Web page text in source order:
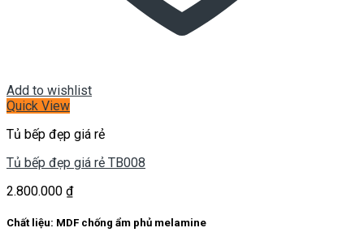
Add to wishlist
Quick View
Tủ bếp đẹp giá rẻ
Tủ bếp đẹp giá rẻ TB008
2.800.000 ₫
Chất liệu: MDF chống ẩm phủ melamine